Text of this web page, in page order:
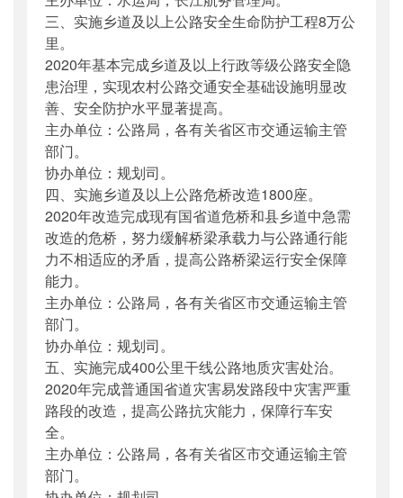
三、实施乡道及以上公路安全生命防护工程8万公
里。
2020年基本完成乡道及以上行政等级公路安全隐
患治理，实现农村公路交通安全基础设施明显改
善、安全防护水平显著提高。
主办单位：公路局，各有关省区市交通运输主管
部门。
协办单位：规划司。
四、实施乡道及以上公路危桥改造1800座。
2020年改造完成现有国省道危桥和县乡道中急需
改造的危桥，努力缓解桥梁承载力与公路通行能
力不相适应的矛盾，提高公路桥梁运行安全保障
能力。
主办单位：公路局，各有关省区市交通运输主管
部门。
协办单位：规划司。
五、实施完成400公里干线公路地质灾害处治。
2020年完成普通国省道灾害易发路段中灾害严重
路段的改造，提高公路抗灾能力，保障行车安
全。
主办单位：公路局，各有关省区市交通运输主管
部门。